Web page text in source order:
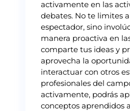
activamente en las
debates. No te limites
espectador, sino
manera proactiva en
comparte tus ideas y
aprovecha la
interactuar con otros
profesionales del
activamente, podrás
conceptos aprendidos